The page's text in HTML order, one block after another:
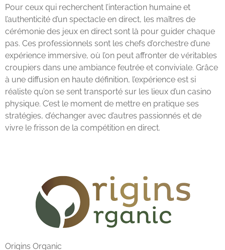
Pour ceux qui recherchent l’interaction humaine et
l’authenticité d’un spectacle en direct, les maîtres de
cérémonie des jeux en direct sont là pour guider chaque
pas. Ces professionnels sont les chefs d’orchestre d’une
expérience immersive, où l’on peut affronter de véritables
croupiers dans une ambiance feutrée et conviviale. Grâce
à une diffusion en haute définition, l’expérience est si
réaliste qu’on se sent transporté sur les lieux d’un casino
physique. C’est le moment de mettre en pratique ses
stratégies, d’échanger avec d’autres passionnés et de
vivre le frisson de la compétition en direct.
Origins Organic